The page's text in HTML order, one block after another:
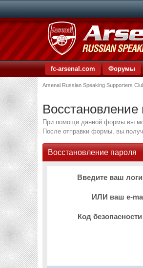
fc-arsenal.com Форумы
Arsenal Russian Speaking Supporters
Восстановление
При помощи данной формы вы
После отправки формы, вы
Восстановление пароля
Введите ваш
ИЛИ ваш e-
Код